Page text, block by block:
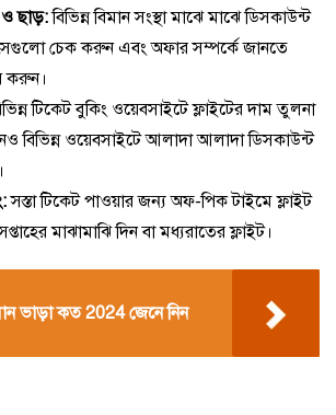
ও ছাড়:বিভিন্ন বিমান সংস্থা মাঝে মাঝে ডিসকাউন্ট
চেক করুন এবং অফার সম্পর্কে জানতে
করুন।
টিকেট বুকিং ওয়েবসাইটে ফ্লাইটের দাম তুলনা
ওয়েবসাইটে আলাদা আলাদা ডিসকাউন্ট
সস্তা টিকেট পাওয়ার জন্য অফ-পিক টাইমে ফ্লাইট
মাঝামাঝি দিন বা মধ্যরাতের ফ্লাইট।
ভাড়া কত 2024 জেনে নিন